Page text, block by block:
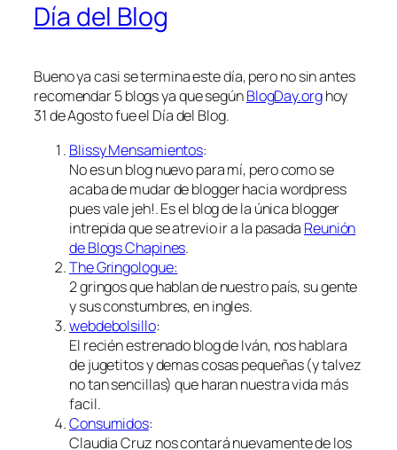
Día del Blog
Bueno ya casi se termina este día, pero no sin antes
recomendar 5 blogs ya que segúnBlogDay.orghoy
31 de Agosto fue el Día del Blog.
Blissy Mensamientos:
No es un blog nuevo para mí, pero como se
acaba de mudar de blogger hacia wordpress
pues vale jeh!. Es el blog de la única blogger
intrepida que se atrevio ir a la pasada Reunión
de Blogs Chapines.
The Gringologue:
2 gringos que hablan de nuestro país, su gente
y sus constumbres, en ingles.
webdebolsillo:
El recién estrenado blog de Iván, nos hablara
de jugetitos y demas cosas pequeñas (y talvez
no tan sencillas) que haran nuestra vida más
facil.
Consumidos:
Claudia Cruz nos contará nuevamente de los